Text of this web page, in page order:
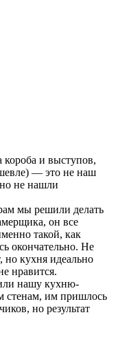
короба и выступов,
— это не наш
не нашли
мы решили делать
он все
такой, как
окончательно. Не
но кухня идеально
нравится.
нашу кухню-
стенам, им пришлось
но результат